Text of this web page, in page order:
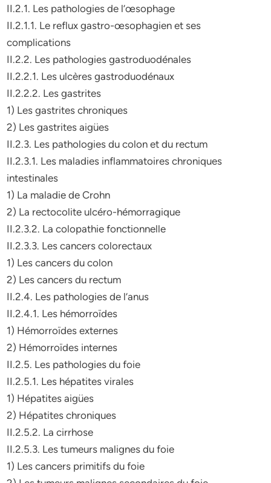
II.2.1. Les pathologies de l’œsophage
II.2.1.1. Le reflux gastro-œsophagien et ses
complications
II.2.2. Les pathologies gastroduodénales
II.2.2.1. Les ulcères gastroduodénaux
II.2.2.2. Les gastrites
1) Les gastrites chroniques
2) Les gastrites aigües
II.2.3. Les pathologies du colon et du rectum
II.2.3.1. Les maladies inflammatoires chroniques
intestinales
1) La maladie de Crohn
2) La rectocolite ulcéro-hémorragique
II.2.3.2. La colopathie fonctionnelle
II.2.3.3. Les cancers colorectaux
1) Les cancers du colon
2) Les cancers du rectum
II.2.4. Les pathologies de l’anus
II.2.4.1. Les hémorroïdes
1) Hémorroïdes externes
2) Hémorroïdes internes
II.2.5. Les pathologies du foie
II.2.5.1. Les hépatites virales
1) Hépatites aigües
2) Hépatites chroniques
II.2.5.2. La cirrhose
II.2.5.3. Les tumeurs malignes du foie
1) Les cancers primitifs du foie